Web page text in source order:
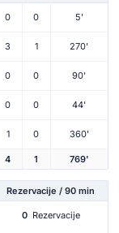
0 0 5'
3 1 270'
0 0 90'
0 0 44'
1 0 360'
4 1 769'
Rezervacije / 90 min
0 Rezervacije